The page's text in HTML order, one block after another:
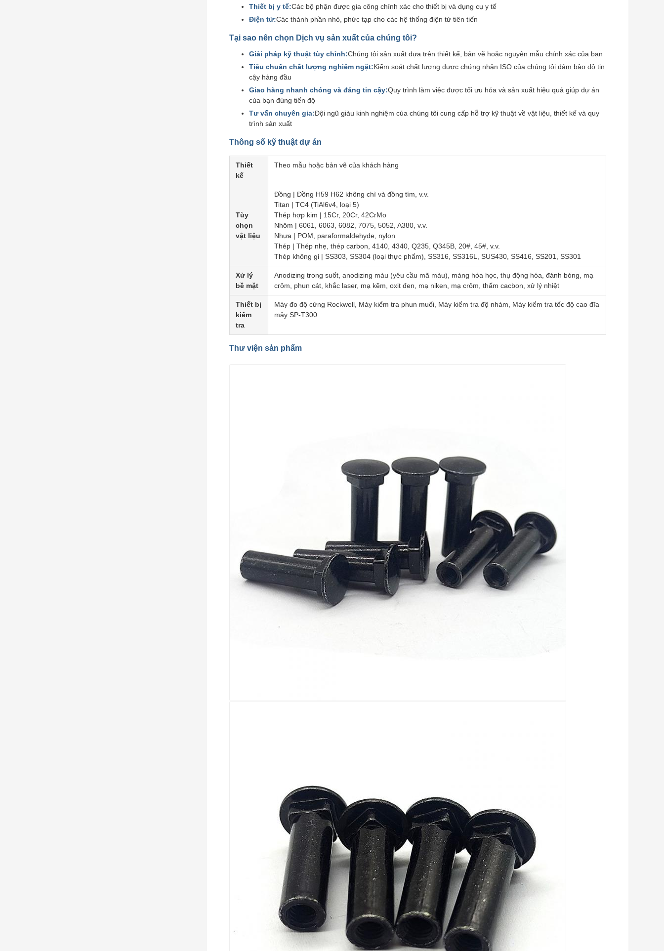
Thiết bị y tế:Các bộ phận được gia công chính xác cho thiết bị và dụng cụ y tế
Điện tử:Các thành phần nhỏ, phức tạp cho các hệ thống điện tử tiên tiến
Tại sao nên chọn Dịch vụ sản xuất của chúng tôi?
Giải pháp kỹ thuật tùy chỉnh:Chúng tôi sản xuất dựa trên thiết kế, bản vẽ hoặc nguyên mẫu chính xác của bạn
Tiêu chuẩn chất lượng nghiêm ngặt:Kiểm soát chất lượng được chứng nhận ISO của chúng tôi đảm bảo độ tin
cậy hàng đầu
Giao hàng nhanh chóng và đáng tin cậy:Quy trình làm việc được tối ưu hóa và sản xuất hiệu quả giúp dự án
của bạn đúng tiến độ
Tư vấn chuyên gia:Đội ngũ giàu kinh nghiệm của chúng tôi cung cấp hỗ trợ kỹ thuật về vật liệu, thiết kế và quy
trình sản xuất
Thông số kỹ thuật dự án
Thiết
kế
Theo mẫu hoặc bản vẽ của khách hàng
Tùy
chọn
vật liệu
Đồng | Đồng H59 H62 không chì và đồng tím, v.v.
Titan | TC4 (TiAl6v4, loại 5)
Thép hợp kim | 15Cr, 20Cr, 42CrMo
Nhôm | 6061, 6063, 6082, 7075, 5052, A380, v.v.
Nhựa | POM, paraformaldehyde, nylon
Thép | Thép nhẹ, thép carbon, 4140, 4340, Q235, Q345B, 20#, 45#, v.v.
Thép không gỉ | SS303, SS304 (loại thực phẩm), SS316, SS316L, SUS430, SS416, SS201, SS301
Xử lý
bề mặt
Anodizing trong suốt, anodizing màu (yêu cầu mã màu), màng hóa học, thụ động hóa, đánh bóng, mạ
crôm, phun cát, khắc laser, mạ kẽm, oxit đen, mạ niken, mạ crôm, thấm cacbon, xử lý nhiệt
Thiết bị
kiểm
tra
Máy đo độ cứng Rockwell, Máy kiểm tra phun muối, Máy kiểm tra độ nhám, Máy kiểm tra tốc độ cao đĩa
mây SP-T300
Thư viện sản phẩm